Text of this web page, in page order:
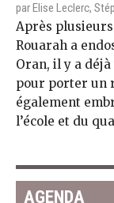
par Elise Leclerc,
Après
Rouarah a
Oran, il y a
pour porter un
également
l’école et du
AGENDA